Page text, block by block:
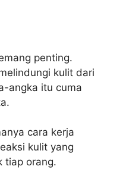
penting.
kulit dari
angka itu cuma
cara kerja
kulit yang
tiap orang.